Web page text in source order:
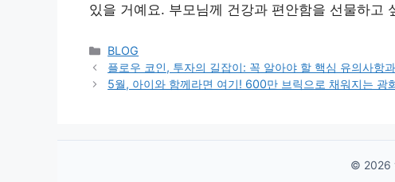
있을 거예요. 부모님께 건강과 편안함을 선물하고
Categories
BLOG
플로우 코인, 투자의 길잡이: 꼭 알아야 할 핵심 유의사항
5월, 아이와 함께라면 여기! 600만 브릭으로 채워지는 광
© 2026